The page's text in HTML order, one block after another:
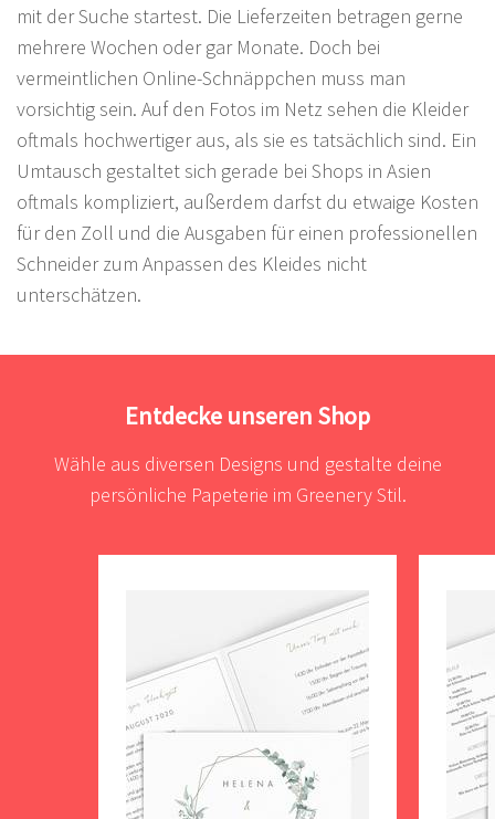
mit der Suche startest. Die Lieferzeiten betragen gerne
mehrere Wochen oder gar Monate. Doch bei
vermeintlichen Online-Schnäppchen muss man
vorsichtig sein. Auf den Fotos im Netz sehen die Kleider
oftmals hochwertiger aus, als sie es tatsächlich sind. Ein
Umtausch gestaltet sich gerade bei Shops in Asien
oftmals kompliziert, außerdem darfst du etwaige Kosten
für den Zoll und die Ausgaben für einen professionellen
Schneider zum Anpassen des Kleides nicht
unterschätzen.
Entdecke unseren Shop
Wähle aus diversen Designs und gestalte deine
persönliche Papeterie im Greenery Stil.